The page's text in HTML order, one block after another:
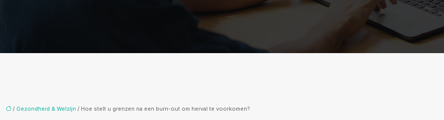
/ Gezondheid & Welzijn / Hoe stelt u grenzen na een burn-out om herval te voorkomen?